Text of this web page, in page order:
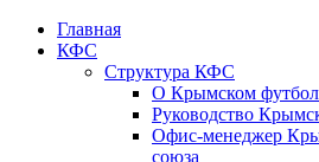
Главная
КФС
Структура КФС
О Крымском
Руководство
Офис-менеджер
союза